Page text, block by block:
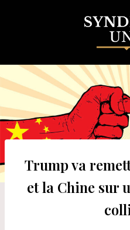
Trump va
et la Chine sur